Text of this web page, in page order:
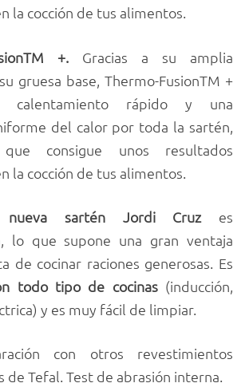
la cocción de tus alimentos.
+. Gracias a su amplia
gruesa base, Thermo-FusionTM +
calentamiento rápido y una
del calor por toda la sartén,
consigue unos resultados
la cocción de tus alimentos.
nueva sartén Jordi Cruz es
lo que supone una gran ventaja
de cocinar raciones generosas. Es
todo tipo de cocinas(inducción,
y es muy fácil de limpiar.
con otros revestimientos
de Tefal. Test de abrasión interna.